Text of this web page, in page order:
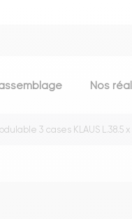
Nos
3 cases KLAUS L.38.5 x